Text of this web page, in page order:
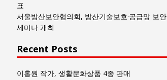
표
서울방산보안협의회, 방산기술보호·공급망 보안
세미나 개최
Recent Posts
이홍원 작가, 생활문화상품 4종 판매